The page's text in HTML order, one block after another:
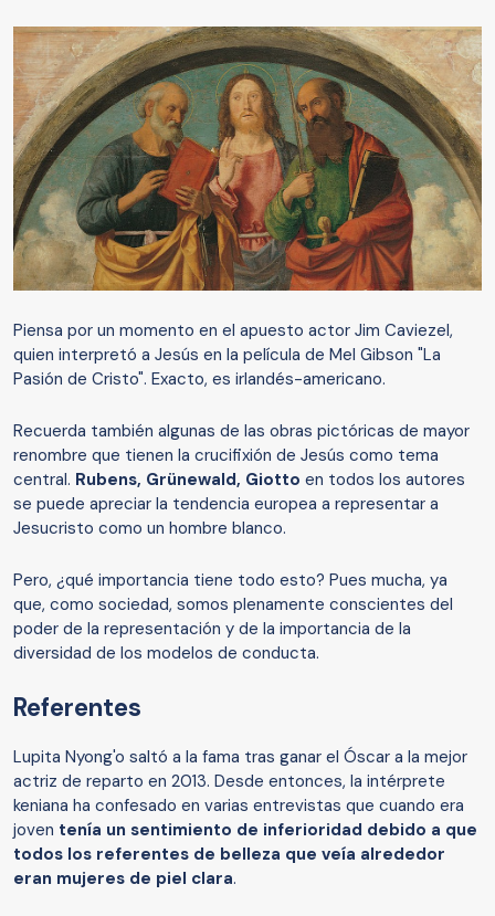
Piensa por un momento en el apuesto actor Jim Caviezel,
quien interpretó a Jesús en la película de Mel Gibson "La
Pasión de Cristo". Exacto, es irlandés-americano.
Recuerda también algunas de las obras pictóricas de mayor
renombre que tienen la crucifixión de Jesús como tema
central. Rubens, Grünewald, Giotto en todos los autores
se puede apreciar la tendencia europea a representar a
Jesucristo como un hombre blanco.
Pero, ¿qué importancia tiene todo esto? Pues mucha, ya
que, como sociedad, somos plenamente conscientes del
poder de la representación y de la importancia de la
diversidad de los modelos de conducta.
Referentes
Lupita Nyong'o saltó a la fama tras ganar el Óscar a la mejor
actriz de reparto en 2013. Desde entonces, la intérprete
keniana ha confesado en varias entrevistas que cuando era
joven tenía un sentimiento de inferioridad debido a que
todos los referentes de belleza que veía alrededor
eran mujeres de piel clara.